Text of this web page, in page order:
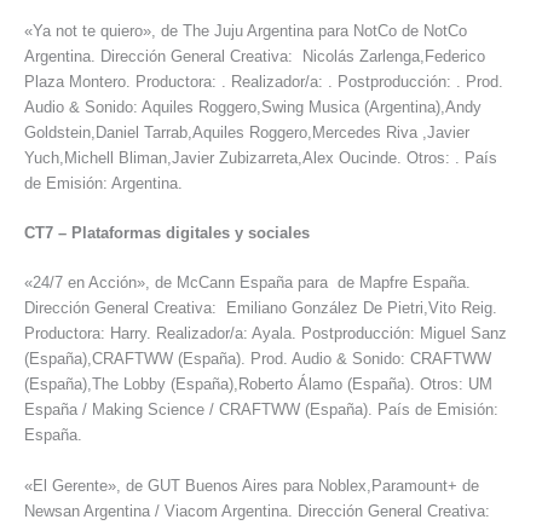
«Ya not te quiero», de The Juju Argentina para NotCo de NotCo
Argentina. Dirección General Creativa: Nicolás Zarlenga,Federico
Plaza Montero. Productora: . Realizador/a: . Postproducción: . Prod.
Audio & Sonido: Aquiles Roggero,Swing Musica (Argentina),Andy
Goldstein,Daniel Tarrab,Aquiles Roggero,Mercedes Riva ,Javier
Yuch,Michell Bliman,Javier Zubizarreta,Alex Oucinde. Otros: . País
de Emisión: Argentina.
CT7 – Plataformas digitales y sociales
«24/7 en Acción», de McCann España para de Mapfre España.
Dirección General Creativa: Emiliano González De Pietri,Vito Reig.
Productora: Harry. Realizador/a: Ayala. Postproducción: Miguel Sanz
(España),CRAFTWW (España). Prod. Audio & Sonido: CRAFTWW
(España),The Lobby (España),Roberto Álamo (España). Otros: UM
España / Making Science / CRAFTWW (España). País de Emisión:
España.
«El Gerente», de GUT Buenos Aires para Noblex,Paramount+ de
Newsan Argentina / Viacom Argentina. Dirección General Creativa: